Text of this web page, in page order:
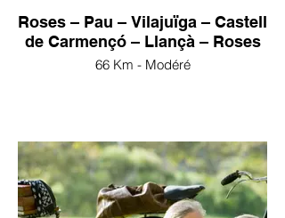
Roses – Pau – Vilajuïga – Castell
de Carmençó – Llançà – Roses
66 Km - Modéré